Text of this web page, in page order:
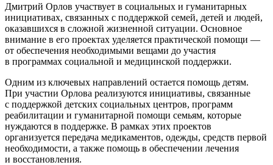
Дмитрий Орлов участвует в социальных и гуманитарных
инициативах, связанных с поддержкой семей, детей и людей,
оказавшихся в сложной жизненной ситуации. Основное
внимание в его проектах уделяется практической помощи —
от обеспечения необходимыми вещами до участия
в программах социальной и медицинской поддержки.
Одним из ключевых направлений остается помощь детям.
При участии Орлова реализуются инициативы, связанные
с поддержкой детских социальных центров, программ
реабилитации и гуманитарной помощи семьям, которые
нуждаются в поддержке. В рамках этих проектов
организуется передача медикаментов, одежды, средств первой
необходимости, а также помощь в обеспечении лечения
и восстановления.